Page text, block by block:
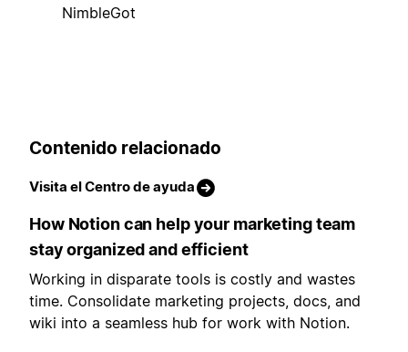
NimbleGot
Contenido relacionado
Visita el Centro de ayuda
How Notion can help your marketing team
stay organized and efficient
Working in disparate tools is costly and wastes
time. Consolidate marketing projects, docs, and
wiki into a seamless hub for work with Notion.